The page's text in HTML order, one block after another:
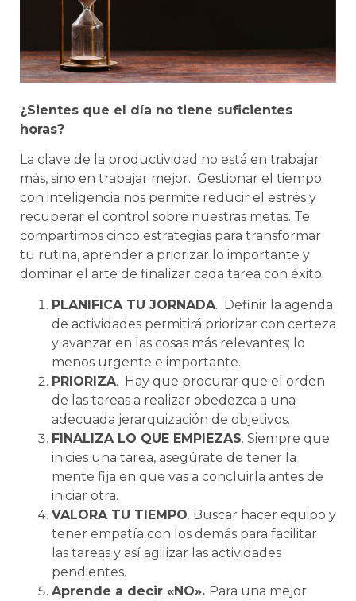
¿Sientes que el día no tiene suficientes
horas?
La clave de la productividad no está en trabajar
más, sino en trabajar mejor. Gestionar el tiempo
con inteligencia nos permite reducir el estrés y
recuperar el control sobre nuestras metas. Te
compartimos cinco estrategias para transformar
tu rutina, aprender a priorizar lo importante y
dominar el arte de finalizar cada tarea con éxito.
PLANIFICA TU JORNADA. Definir la agenda
de actividades permitirá priorizar con certeza
y avanzar en las cosas más relevantes; lo
menos urgente e importante.
PRIORIZA. Hay que procurar que el orden
de las tareas a realizar obedezca a una
adecuada jerarquización de objetivos.
FINALIZA LO QUE EMPIEZAS. Siempre que
inicies una tarea, asegúrate de tener la
mente fija en que vas a concluirla antes de
iniciar otra.
VALORA TU TIEMPO. Buscar hacer equipo y
tener empatía con los demás para facilitar
las tareas y así agilizar las actividades
pendientes.
Aprende a decir «NO». Para una mejor